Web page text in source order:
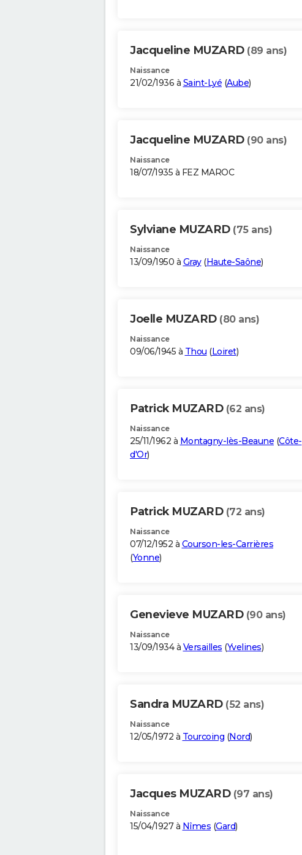
Jacqueline MUZARD (89 ans)
Naissance
21/02/1936 à Saint-Lyé (Aube)
Jacqueline MUZARD (90 ans)
Naissance
18/07/1935 à FEZ MAROC
Sylviane MUZARD (75 ans)
Naissance
13/09/1950 à Gray(Haute-Saône)
Joelle MUZARD (80 ans)
Naissance
09/06/1945 à Thou (Loiret)
Patrick MUZARD (62 ans)
Naissance
25/11/1962 à Montagny-lès-Beaune (Côte-
d'Or)
Patrick MUZARD (72 ans)
Naissance
07/12/1952 à Courson-les-Carrières
(Yonne)
Genevieve MUZARD (90 ans)
Naissance
13/09/1934 à Versailles (Yvelines)
Sandra MUZARD (52 ans)
Naissance
12/05/1972 à Tourcoing (Nord)
Jacques MUZARD (97 ans)
Naissance
15/04/1927 à Nîmes (Gard)